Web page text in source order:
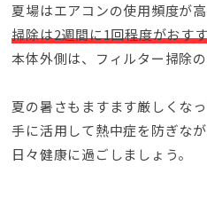
夏場はエアコンの使用頻度が
掃除は2週間に1回程度がおす
本体外側は、 フィルター掃除
夏の暑さもますます厳しくな
手に活用して熱中症を防ぎな
日々健康に過ごしましょう。